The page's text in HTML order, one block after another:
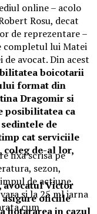
online – acolo
Rosu, decat
de reprezentare –
completul lui Matei
avocat. Din acest
boicotarii
format din
Dragomir si
posibilitatea ca
de
cat serviciile
coleg de-al lor,
avocatul Victor
asigure oficiile
hotararea in cazul
fixa scrisa pe
sezon,
de actiune.
si la 25 ml iarna
cum